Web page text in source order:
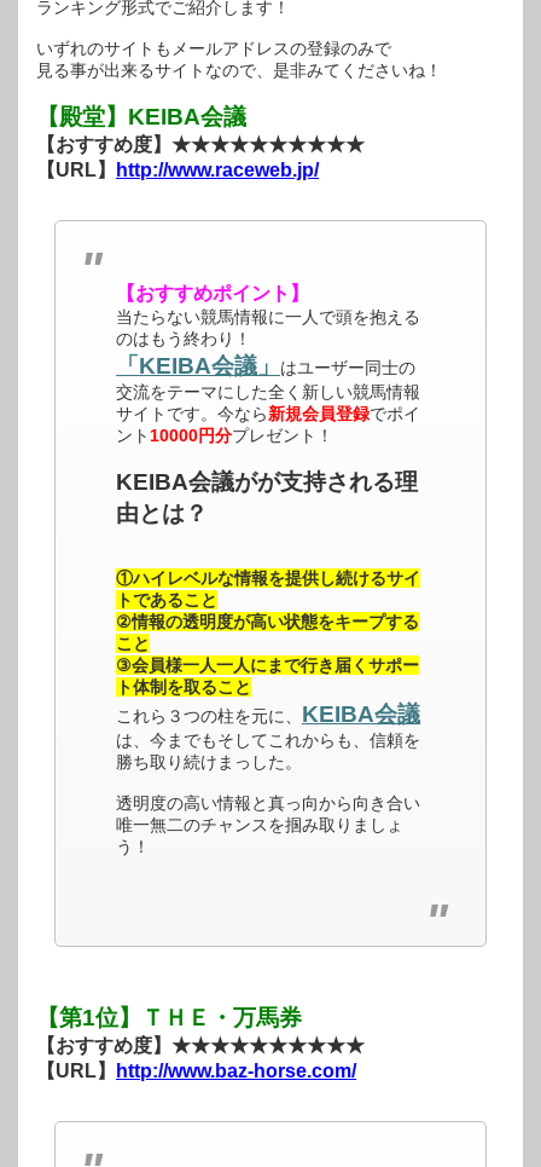
ランキング形式でご紹介します！
いずれのサイトもメールアドレスの登録のみで
見る事が出来るサイトなので、是非みてくださいね！
【殿堂】KEIBA会議
【おすすめ度】★★★★★★★★★★
【URL】
http://www.raceweb.jp/
【おすすめポイント】
当たらない競馬情報に一人で頭を抱える
のはもう終わり！
「KEIBA会議」
はユーザー同士の
交流をテーマにした全く新しい競馬情報
サイトです。今なら新規会員登録でポイ
ント 10000円分プレゼント！
KEIBA会議がが支持される理
由とは？
①ハイレベルな情報を提供し続けるサイ
トであること
②情報の透明度が高い状態をキープする
こと
③会員様一人一人にまで行き届くサポー
ト体制を取ること
これら３つの柱を元に、 KEIBA会議
は、今までもそしてこれからも、信頼を
勝ち取り続けまっした。
透明度の高い情報と真っ向から向き合い
唯一無二のチャンスを掴み取りましょ
う！
【第1位】ＴＨＥ・万馬券
【おすすめ度】★★★★★★★★★★
【URL】
http://www.baz-horse.com/